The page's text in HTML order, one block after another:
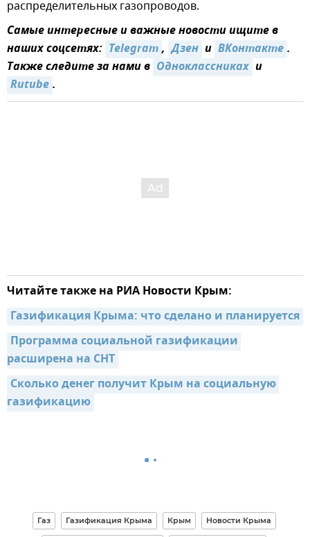
распределительных газопроводов.
Самые интересные и важные новости ищите в
наших соцсетях: Telegram, Дзен и ВКонтакте.
Также следите за нами в Одноклассниках и
Rutube.
Читайте также на РИА Новости Крым:
Газификация Крыма: что сделано и планируется
Программа социальной газификации
расширена на СНТ
Сколько денег получит Крым на социальную
газификацию
Газ Газификация Крыма Крым Новости Крыма